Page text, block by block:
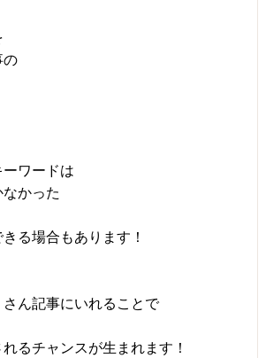
の
ワードは
かった
る場合もあります！
ん記事にいれることで
るチャンスが生まれます！